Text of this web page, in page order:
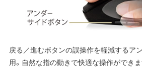
戻る／進むボタンの誤操作を軽減するア
用。自然な指の動きで快適な操作ができま